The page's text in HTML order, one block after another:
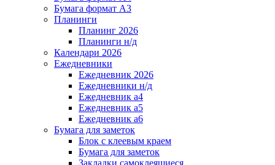
Бумага формат А3
Планинги
Планинг 2026
Планинги н/д
Календари 2026
Ежедневники
Ежедневник 2026
Ежедневники н/д
Ежедневник а4
Ежедневник а5
Ежедневник а6
Бумага для заметок
Блок с клеевым краем
Бумага для заметок
Закладки самоклеящиеся